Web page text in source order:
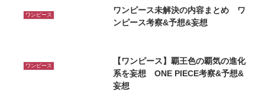
ワンピース
ワンピース未解決の内容まとめ ワ
ンピース考察&予想&妄想
ワンピース
【ワンピース】覇王色の覇気の進化
系を妄想 ONE PIECE考察&予想&
妄想